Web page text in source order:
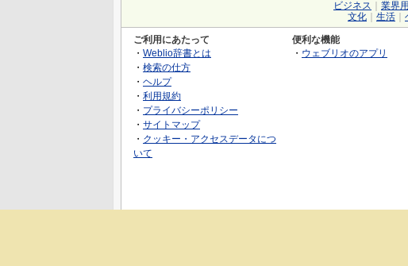
ビジネス 業界
文化
生活
ご利用にあたって
・ Weblio辞書とは
・ 検索の仕方
・ ヘルプ
・ 利用規約
・ プライバシーポリシー
・ サイトマップ
・ クッキー・アクセスデータにつ
いて
便利な機能
・ ウェブリオのアプリ